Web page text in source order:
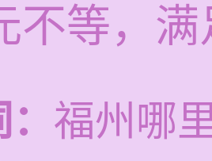
不等，
福州哪